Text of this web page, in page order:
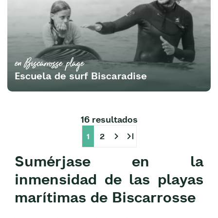
en Biscarrosse plage
Escuela de surf Biscaradise
16 resultados
1 2 chevron_right last_page
Sumérjase en la
inmensidad de las playas
marítimas de Biscarrosse